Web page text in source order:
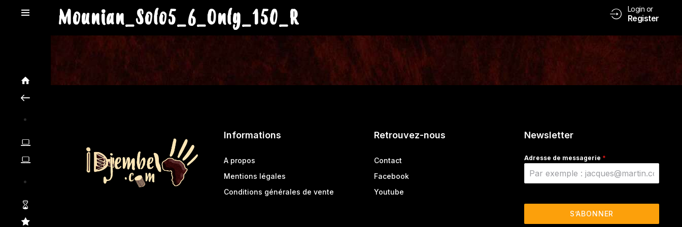
Mounian_Solo5_6_Only_150_R Login or
Register
Informations
A propos
Mentions légales
Conditions générales de vente
Retrouvez-nous
Contact
Facebook
Youtube
Newsletter
Adresse de messagerie *
S’ABONNER